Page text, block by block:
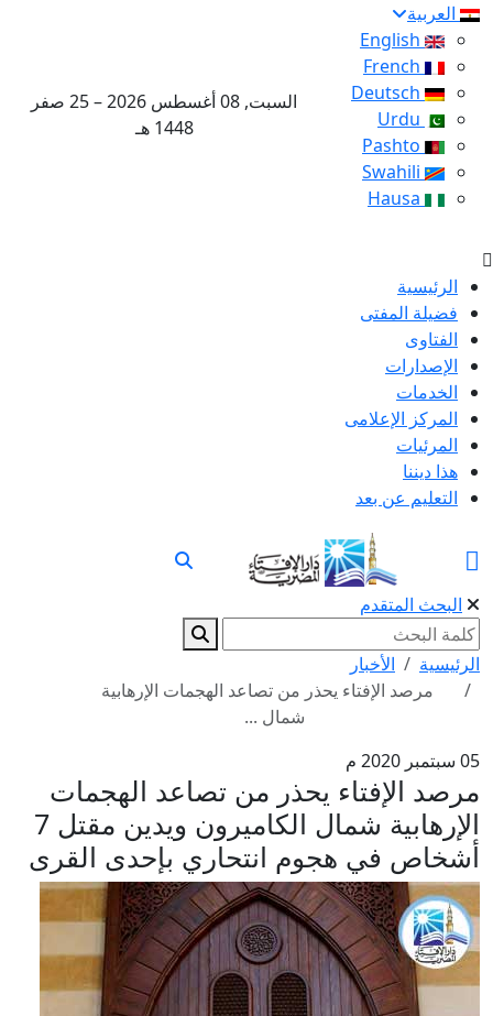
العربية
السبت, 08 أغسطس 2026 – 25 صفر
1448 هـ
الرئيسية
فضيلة المفتى
الفتاوى
الإصدارات
الخدمات
المركز الإعلامى
المرئيات
هذا ديننا
التعليم عن بعد
البحث المتقدم
الرئيسية
الأخبار
مرصد الإفتاء يحذر من تصاعد الهجمات الإرهابية
شمال ...
05 سبتمبر 2020 م
مرصد الإفتاء يحذر من تصاعد الهجمات
الإرهابية شمال الكاميرون ويدين مقتل 7
أشخاص في هجوم انتحاري بإحدى القرى